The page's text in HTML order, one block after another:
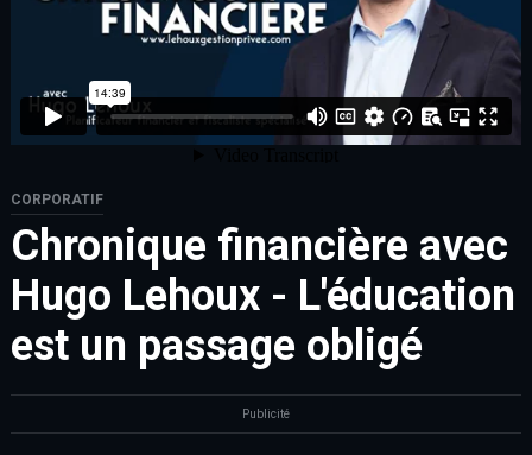
CORPORATIF
Chronique financière avec
Hugo Lehoux - L'éducation
est un passage obligé
Publicité